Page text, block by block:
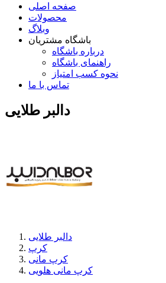
صفحه اصلی
محصولات
وبلاگ
باشگاه مشتریان
درباره باشگاه
راهنمای باشگاه
نحوه کسب امتیاز
تماس با ما
دالبر طلایی
دالبر طلایی
کرپ
کرپ مانی
کرپ مانی هلویی